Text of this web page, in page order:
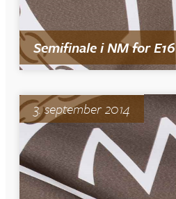
Semifinale i NM for E16
3. september 2014